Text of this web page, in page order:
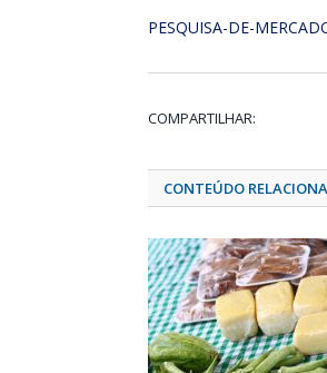
PESQUISA-DE-
COMPARTILHAR:
CONTEÚDO